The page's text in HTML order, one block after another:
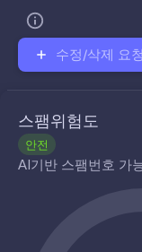
수정/삭제 요청
스팸위험도
안전
AI기반 스팸번호 가